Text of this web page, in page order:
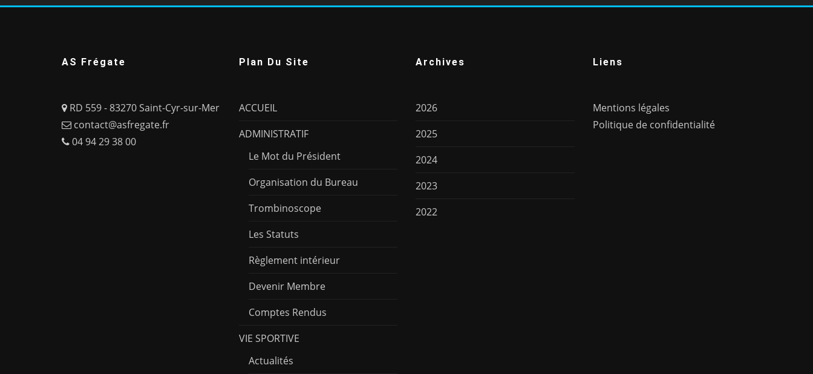
AS Frégate
RD 559 - 83270 Saint-Cyr-sur-Mer
contact@asfregate.fr
04 94 29 38 00
Plan Du Site
ACCUEIL
ADMINISTRATIF
Le Mot du Président
Organisation du Bureau
Trombinoscope
Les Statuts
Règlement intérieur
Devenir Membre
Comptes Rendus
VIE SPORTIVE
Actualités
Archives
2026
2025
2024
2023
2022
Liens
Mentions légales
Politique de confidentialité